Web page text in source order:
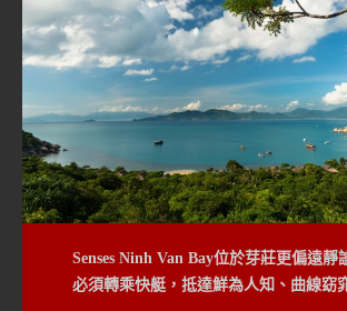
Senses Ninh Van Bay位於芽莊更偏遠靜
必須轉乘快艇，抵達鮮為人知、曲線窈
即使只是賴在床上，海風輕輕吹來，一
麗海洋，也是說不出的暢快。Hilltop